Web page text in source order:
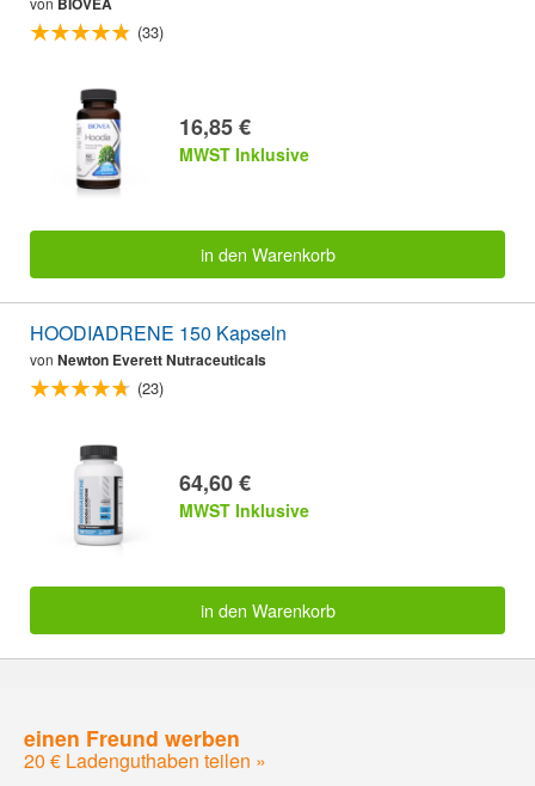
(33)
16,85 €
MWST Inklusive
in den Warenkorb
HOODIADRENE 150 Kapseln
von Newton Everett Nutraceuticals
(23)
64,60 €
MWST Inklusive
in den Warenkorb
einen Freund werben
20 € Ladenguthaben teilen »